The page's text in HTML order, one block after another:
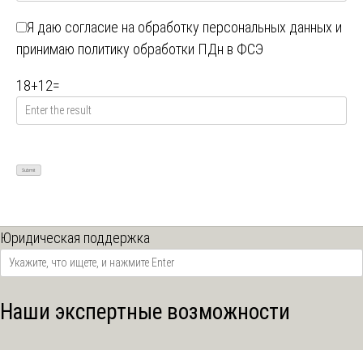
Я даю согласие на обработку персональных данных и
принимаю политику обработки ПДн в ФСЭ
18+12=
Юридическая поддержка
Наши экспертные возможности